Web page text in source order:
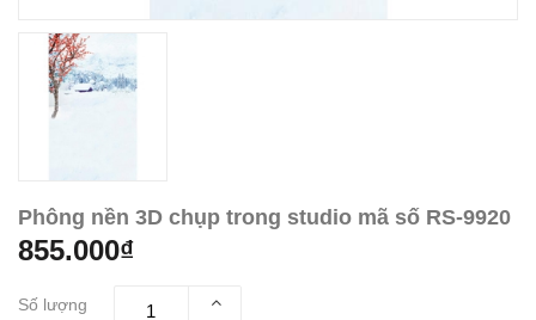
Phông nền 3D chụp trong studio mã số RS-9920
855.000₫
Số lượng